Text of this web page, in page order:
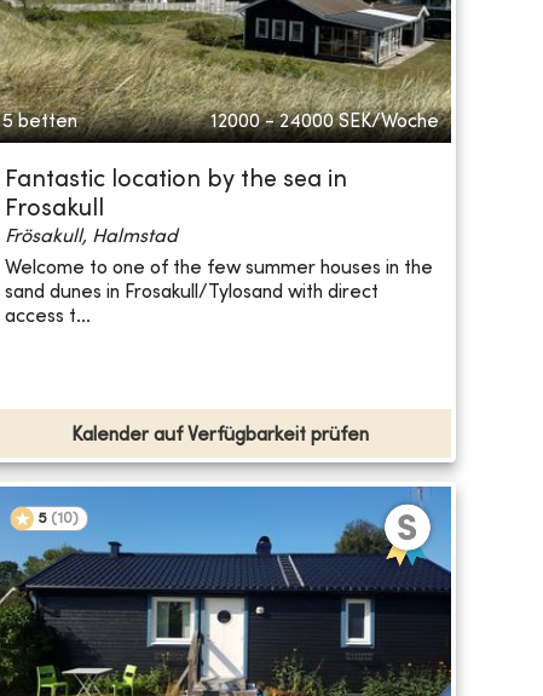
5 betten 12000 - 24000 SEK/Woche
Fantastic location by the sea in
Frosakull
Frösakull, Halmstad
Welcome to one of the few summer houses in the
sand dunes in Frosakull/Tylosand with direct
access t...
Kalender auf Verfügbarkeit prüfen
5 (10)